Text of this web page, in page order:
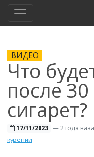
ВИДЕО
Что
после
сигарет?
17/11/2023 —2 года
курении